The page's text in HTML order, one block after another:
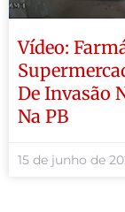
Vídeo:
De Invasão
Na PB
15 de junho de